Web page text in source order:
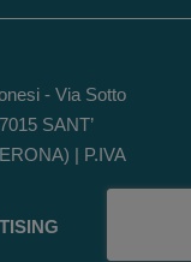
- Via Sotto
SANT’
| P.IVA